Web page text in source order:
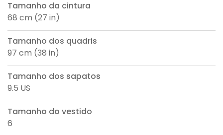
Tamanho da cintura
68 cm (27 in)
Tamanho dos quadris
97 cm (38 in)
Tamanho dos sapatos
9.5 US
Tamanho do vestido
6